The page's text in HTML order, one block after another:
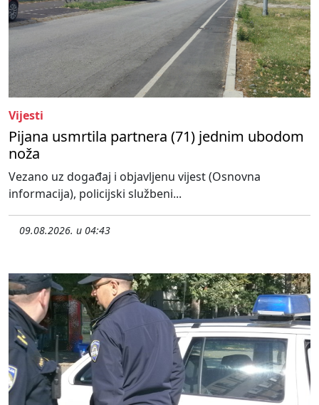
Vijesti
Pijana usmrtila partnera (71) jednim ubodom
noža
Vezano uz događaj i objavljenu vijest (Osnovna
informacija), policijski službeni...
09.08.2026. u 04:43